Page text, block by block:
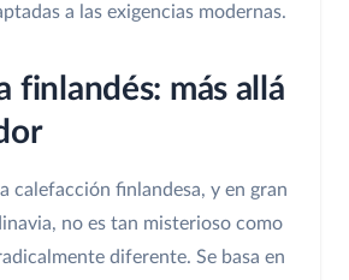
a las exigencias modernas.
finlandés: más allá
calefacción finlandesa, y en gran
no es tan misterioso como
diferente. Se basa en